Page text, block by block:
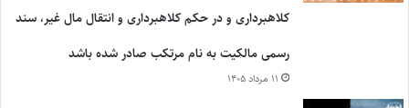
کلاهبرداری و در حکم کلاهبرداری و انتقال مال غیر، سند
رسمی مالکیت به نام مرتکب صادر شده باشد
۱۱ مرداد ۱۴۰۵